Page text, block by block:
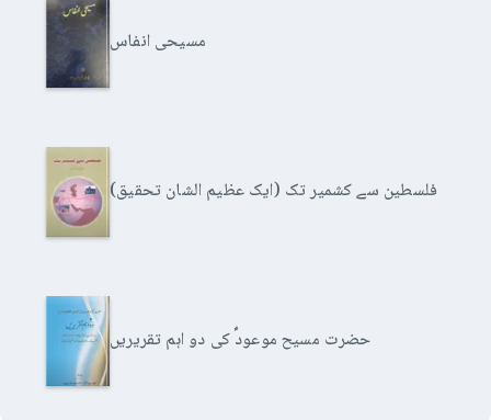
مسیحی انفاس
فلسطین سے کشمیر تک (ایک عظیم الشان تحقیق)
حضرت مسیح موعودؑ کی دو اہم تقریریں